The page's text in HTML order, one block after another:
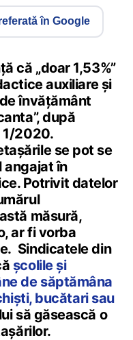
în Google
că „doar 1,53%”
auxiliare și
învățământ
după
1/2020.
se pot se
angajat în
Potrivit datelor
măsură,
ar fi vorba
Sindicatele din
școlile și
de săptămâna
bucătari sau
să găsească o